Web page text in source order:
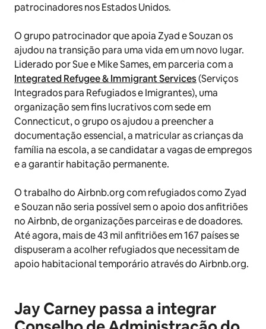
patrocinadores nos Estados Unidos.
O grupo patrocinador que apoia Zyad e Souzan os
ajudou na transição para uma vida em um novo lugar.
Liderado por Sue e Mike Sames, em parceria com a
Integrated Refugee & Immigrant Services(Serviços
Integrados para Refugiados e Imigrantes), uma
organização sem fins lucrativos com sede em
Connecticut, o grupo os ajudou a preencher a
documentação essencial, a matricular as crianças da
família na escola, a se candidatar a vagas de empregos
e a garantir habitação permanente.
O trabalho do Airbnb.org com refugiados como Zyad
e Souzan não seria possível sem o apoio dos anfitriões
no Airbnb, de organizações parceiras e de doadores.
Até agora, mais de 43 mil anfitriões em 167 países se
dispuseram a acolher refugiados que necessitam de
apoio habitacional temporário através do Airbnb.org.
Jay Carney passa a integrar